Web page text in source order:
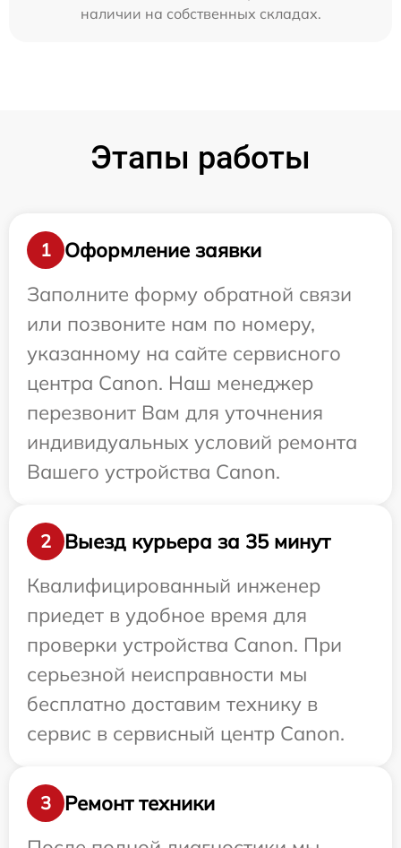
наличии на собственных складах.
Этапы работы
1
Оформление заявки
Заполните форму обратной связи
или позвоните нам по номеру,
указанному на сайте сервисного
центра Canon. Наш менеджер
перезвонит Вам для уточнения
индивидуальных условий ремонта
Вашего устройства Canon.
2
Выезд курьера за 35 минут
Квалифицированный инженер
приедет в удобное время для
проверки устройства Canon. При
серьезной неисправности мы
бесплатно доставим технику в
сервис в сервисный центр Canon.
3
Ремонт техники